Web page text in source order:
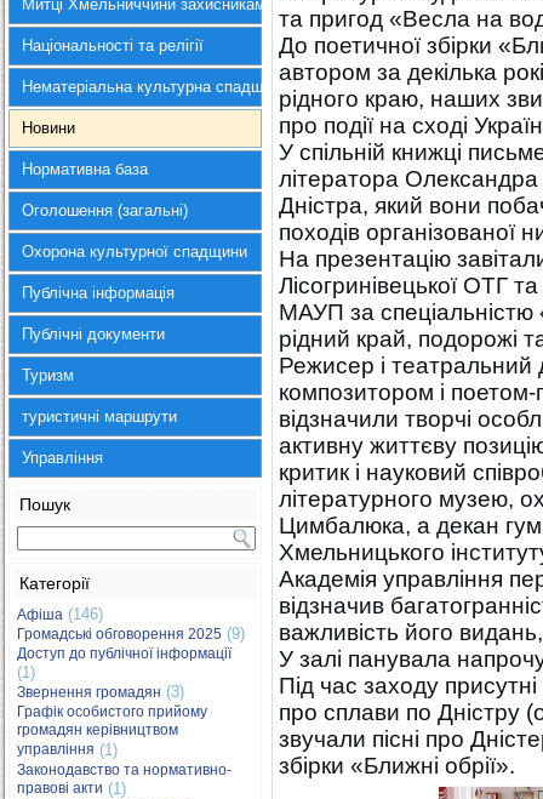
Митці Хмельниччини захисникам України
Національності та релігії
Нематеріальна культурна спадщина
Новини
Нормативна база
Оголошення (загальні)
Охорона культурної спадщини
Публічна інформація
Публічні документи
Туризм
туристичні маршрути
Управління
Пошук
Категорії
Афіша (146)
Громадські обговорення 2025 (9)
Доступ до публічної інформації
(1)
Звернення громадян (3)
Графік особистого прийому
громадян керівництвом
управління (1)
Законодавство та нормативно-
правові акти (1)
та пригод «Весла на
До поетичної збірки
автором за декілька
рідного краю, наших
про події на сході
У спільній книжці
літератора
Дністра, який вони
походів організованої
На презентацію
Лісогринівецької ОТГ
МАУП за спеціальністю
рідний край, подорожі
Режисер і
композитором і
відзначили творчі
активну життєву
критик і науковий
літературного музею,
Цимбалюка, а декан
Хмельницького
Академія управління
відзначив
важливість його
У залі панувала
Під час заходу
про сплави по Дністру
звучали пісні про
збірки «Ближні обрії».